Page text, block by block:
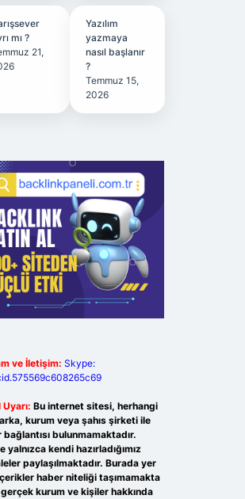
mı ?
21,
Yazılım
yazmaya
nasıl başlanır
?
Temmuz 15,
2026
ve İletişim: Skype:
Bu internet sitesi, herhangi
kurum veya şahıs şirketi ile
bulunmamaktadır.
yalnızca kendi hazırladığımız
paylaşılmaktadır. Burada yer
haber niteliği taşımamakta
kurum ve kişiler hakkında